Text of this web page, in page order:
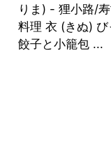
りま) - 狸小路/
料理 衣 (きぬ)
餃子と小籠包 ...